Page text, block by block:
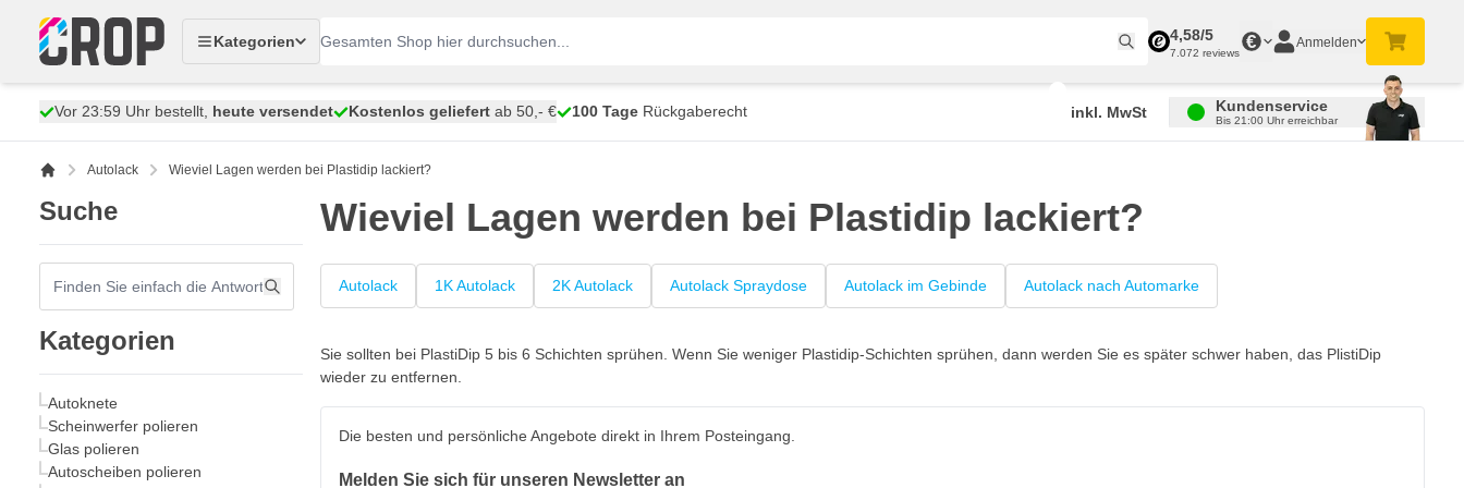
Kategorien
4,58/5
7.072 reviews
€ Anmelden
Vor 23:59 Uhr bestellt, heute versendet Kostenlos geliefert ab 50,- € 100 Tage Rückgaberecht inkl. MwSt Kundenservice
Bis 21:00 Uhr erreichbar
Autolack Wieviel Lagen werden bei Plastidip lackiert?
Wieviel Lagen werden bei Plastidip lackiert?
Autolack 1K Autolack 2K Autolack Autolack Spraydose Autolack im Gebinde Autolack nach Automarke
Sie sollten bei PlastiDip 5 bis 6 Schichten sprühen. Wenn Sie weniger Plastidip-Schichten sprühen, dann werden Sie es später schwer haben, das PlistiDip
wieder zu entfernen.
Die besten und persönliche Angebote direkt in Ihrem Posteingang.
Melden Sie sich für unseren Newsletter an
Suche
Kategorien
Autoknete
Scheinwerfer polieren
Glas polieren
Autoscheiben polieren